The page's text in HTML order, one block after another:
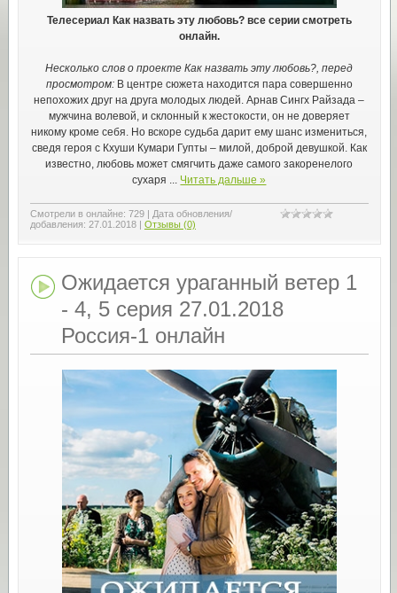
Телесериал Как назвать эту любовь? все серии смотреть
онлайн.
Несколько слов о проекте Как назвать эту любовь?, перед
просмотром:В центре сюжета находится пара совершенно
непохожих друг на друга молодых людей. Арнав Сингх Райзада –
мужчина волевой, и склонный к жестокости, он не доверяет
никому кроме себя. Но вскоре судьба дарит ему шанс измениться,
сведя героя с Кхуши Кумари Гупты – милой, доброй девушкой. Как
известно, любовь может смягчить даже самого закоренелого
сухаря
Читать дальше »
Смотрели в онлайне: 729| Дата обновления/
добавления: 27.01.2018 | Отзывы (0)
Ожидается ураганный ветер 1
- 4, 5 серия 27.01.2018
Россия-1 онлайн